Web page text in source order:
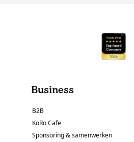
Business
B2B
KoRo Cafe
Sponsoring & samenwerken